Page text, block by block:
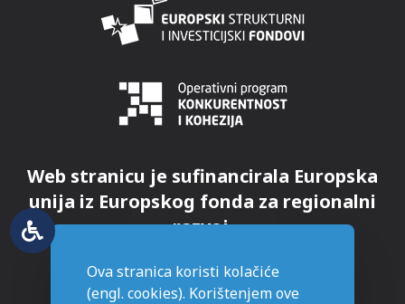
Web stranicu je sufinancirala Europska
unija iz Europskog fonda za regionalni
razvoj.
Ova stranica koristi kolačiće
(engl. cookies). Korištenjem ove